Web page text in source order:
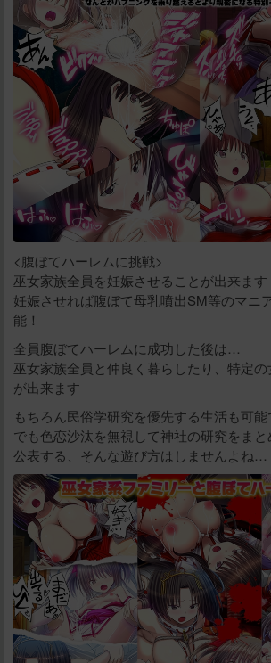
<腹ぼてハーレムに挑戦>
巫女家族全員を妊娠させることが出来ます
妊娠させれば腹ぼて母乳噴出SM等のマニ
能！
全員腹ぼてハーレムに成功した後は…
巫女家族全員と仲良く暮らしたり、特定
が出来ます
もちろん民俗学研究を優先する生活も可能
でも色恋沙汰を無視して神社の研究をま
公表する、そんな遊び方はしませんよね…